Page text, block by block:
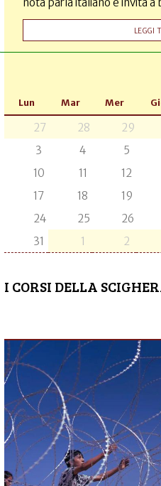
LEGGI
Lun Mar Mer
27 28 29
3
4 5
10
11 12
17
18 19
24
25 26
31
1 2
I CORSI DELLA